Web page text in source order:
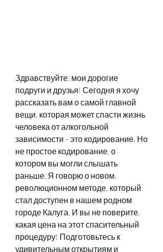
Здравствуйте, мои дорогие
подруги и друзья! Сегодня я хочу
рассказать вам о самой главной
вещи, которая может спасти жизнь
человека от алкогольной
зависимости – это кодирование. Но
не простое кодирование, о
котором вы могли слышать
раньше. Я говорю о новом,
революционном методе, который
стал доступен в нашем родном
городе Калуга. И вы не поверите,
какая цена на этот спасительный
процедуру! Подготовьтесь к
удивительным открытиям и